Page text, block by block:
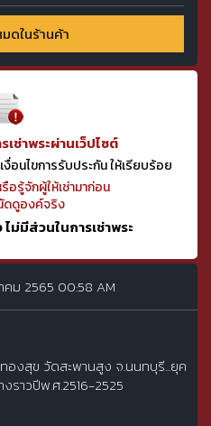
ดในร้านค้า
เช่าพระผ่านเว็ปไซต์
อนไขการรับประกัน ให้เรียบร้อย
อรู้จักผู้ให้เช่ามาก่อน
ดดูองค์จริง
ม่มีส่วนในการเช่าพระ
คม 2565 00:58 AM
งสุข วัดสะพานสูง จ.นนทบุรี...ยุค
ราวปีพ.ศ.2516-2525